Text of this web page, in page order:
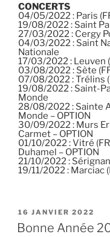
CONCERTS
04/05/2022 : Paris
19/08/2022 : Saint
27/03/2022 : Cergy
04/03/2022 : Saint
Nationale
17/03/2022 : Leuven
03/08/2022 : Sète
07/08/2022 : Trélins
19/08/2022 : Saint-
Monde
28/08/2022 : Sainte
Monde – OPTION
30/09/2022 : Murs
Carmet – OPTION
01/10/2022 : Vitré
Duhamel – OPTION
21/10/2022 :
19/11/2022 : Marciac
PUBLIÉ
LE
16 JANVIER 2022
Bonne Année